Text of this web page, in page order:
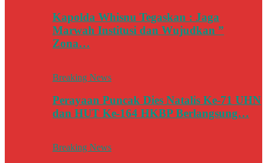
Kapolda Whisnu Tegaskan : Jaga
Marwah Institusi dan Wujudkan ”
Zona…
Breaking News
Perayaan Puncak Dies Natalis Ke-71 UHN
dan HUT Ke-164 HKBP Berlangsung…
Breaking News